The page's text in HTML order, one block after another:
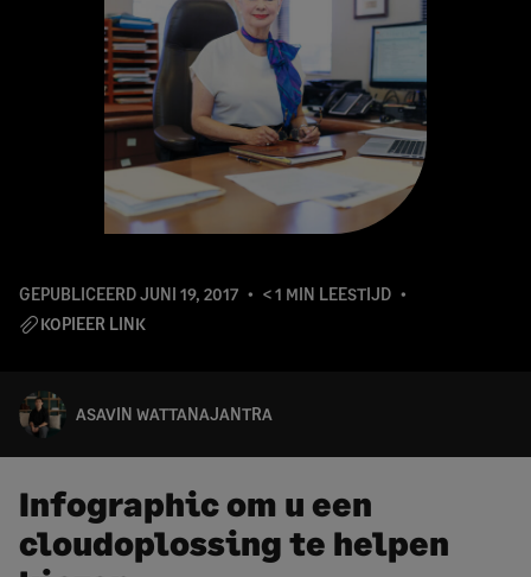
GEPUBLICEERDJUNI 19, 2017
< 1 MIN LEESTIJD
KOPIEER LINK
ASAVIN WATTANAJANTRA
Infographic om u een
cloudoplossing te helpen